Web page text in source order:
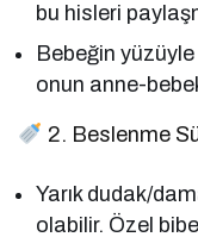
bu hisleri
Bebeğin
onun anne-
2. Beslenme
Yarık dudak/
olabilir. Özel